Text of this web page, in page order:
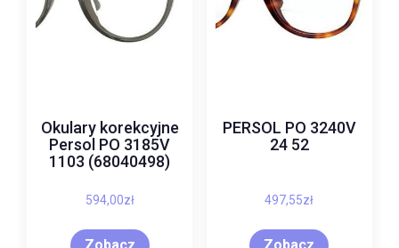
Okulary korekcyjne
Persol PO 3185V
1103 (68040498)
594,00zł
PERSOL PO 3240V
24 52
497,55zł